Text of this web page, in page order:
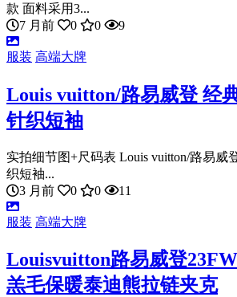
款 面料采用3...
7 月前
0 0 9
服装 高端大牌
Louis vuitton/路易威登 经
针织短袖
实拍细节图+尺码表 Louis vuitton/路易威
织短袖...
3 月前
0 0 11
服装 高端大牌
Louisvuitton路易威登
羔毛保暖泰迪熊拉链夹克